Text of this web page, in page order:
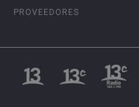
PROVEEDORES